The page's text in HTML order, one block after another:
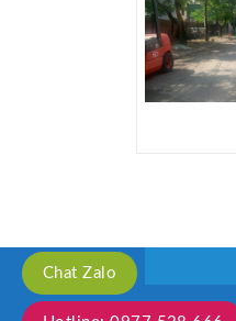
Chat Zalo